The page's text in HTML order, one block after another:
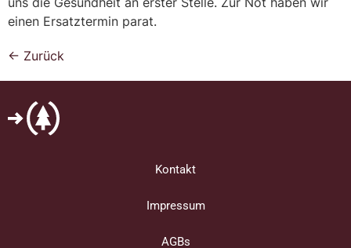
einen Ersatztermin parat.
← Zurück
Kontakt
Impressum
AGBs